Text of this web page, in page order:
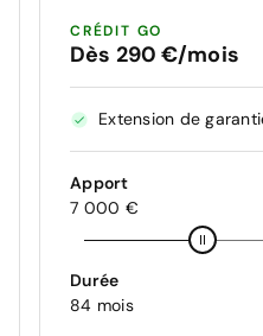
CRÉDIT GO
Dès 290 €/mois
Extension de
Apport
7 000 €
Durée
84 mois